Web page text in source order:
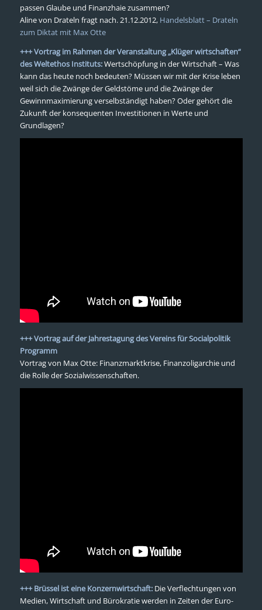
passen Glaube und Finanzhaie zusammen?
Aline von Drateln fragt nach. 21.12.2012, Handelsblatt – Drateln
zum Diktat mit Max Otte
+++ Vortrag im Rahmen der Veranstaltung „Klüger wirtschaften“
des Weltethos Instituts:Wertschöpfung in der Wirtschaft – Was
kann das heute noch bedeuten? Müssen wir mit der Krise leben
weil sich die Zwänge der Geldstöme und die Zwänge der
Gewinnmaximierung verselbständigt haben? Oder gehört die
Zukunft der konsequenten Investitionen in Werte und
Grundlagen?
+++ Vortrag auf der Jahrestagung des Vereins für Socialpolitik
Programm
Vortrag von Max Otte: Finanzmarktkrise, Finanzoligarchie und
die Rolle der Sozialwissenschaften.
+++ Brüssel ist eine Konzernwirtschaft: Die Verflechtungen von
Medien, Wirtschaft und Bürokratie werden in Zeiten der Euro-